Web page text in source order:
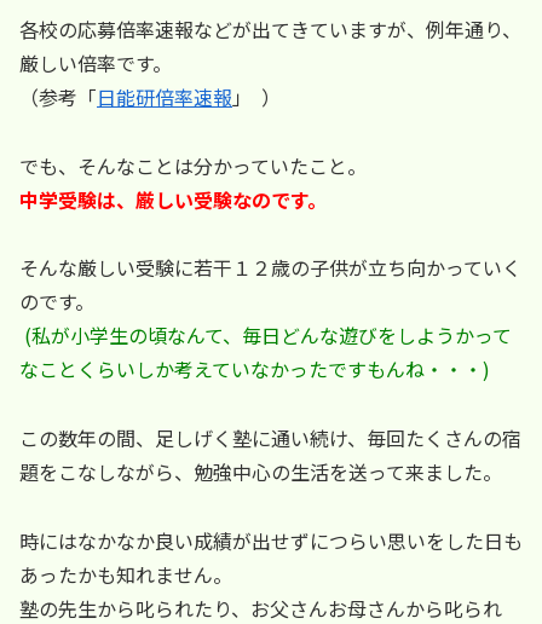
各校の応募倍率速報などが出てきていますが、例年通り、
厳しい倍率です。
（参考「日能研倍率速報 」 ）
でも、そんなことは分かっていたこと。
中学受験は、厳しい受験なのです。
そんな厳しい受験に若干１２歳の子供が立ち向かっていく
のです。
(私が小学生の頃なんて、毎日どんな遊びをしようかって
なことくらいしか考えていなかったですもんね・・・)
この数年の間、足しげく塾に通い続け、毎回たくさんの宿
題をこなしながら、勉強中心の生活を送って来ました。
時にはなかなか良い成績が出せずにつらい思いをした日も
あったかも知れません。
塾の先生から叱られたり、お父さんお母さんから叱られ